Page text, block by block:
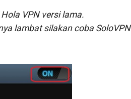
VPN versi lama.
lambat silakan coba SoloVPN